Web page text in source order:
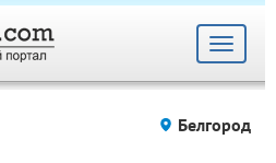
Toggle
Белгород